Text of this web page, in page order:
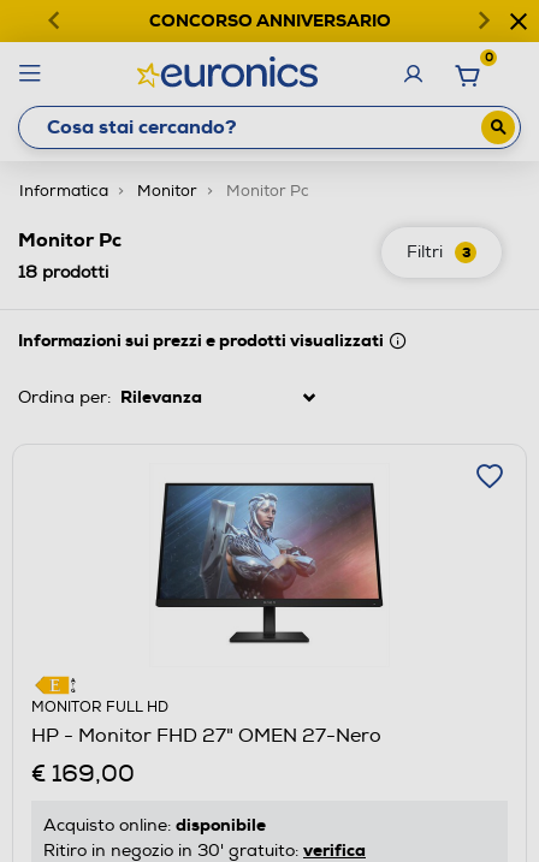
CONCORSO ANNIVERSARIO
0
Informatica Monitor Monitor Pc
Filtri 3
Monitor Pc
18 prodotti
Informazioni sui prezzi e prodotti visualizzati
Ordina per:
MONITOR FULL HD
HP - Monitor FHD 27" OMEN 27-Nero
€ 169,00
Acquisto online: disponibile
Ritiro in negozio in 30' gratuito: verifica